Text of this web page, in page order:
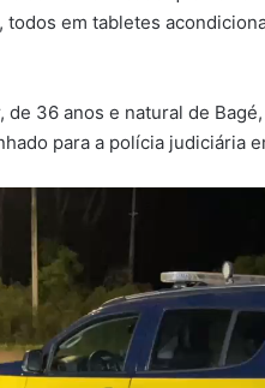
em tabletes
de 36 anos e natural de
para a polícia judiciária